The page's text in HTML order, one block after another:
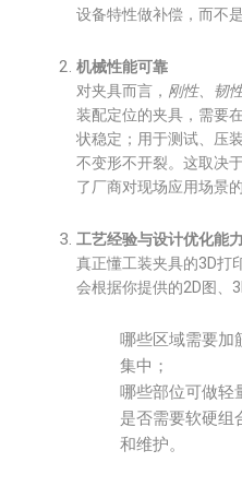
设备特性做补偿，而不是
机械性能可靠
对夹具而言， 刚性、韧
装配定位的夹具，需要
状稳定；用于测试、压
不变形不开裂。这取决
了厂商对现场应用场景
工艺经验与设计优化能力
真正懂工装夹具的3D打
会根据你提供的2D图、
哪些区域需要加
集中；
哪些部位可做轻
是否需要软硬组
和维护。